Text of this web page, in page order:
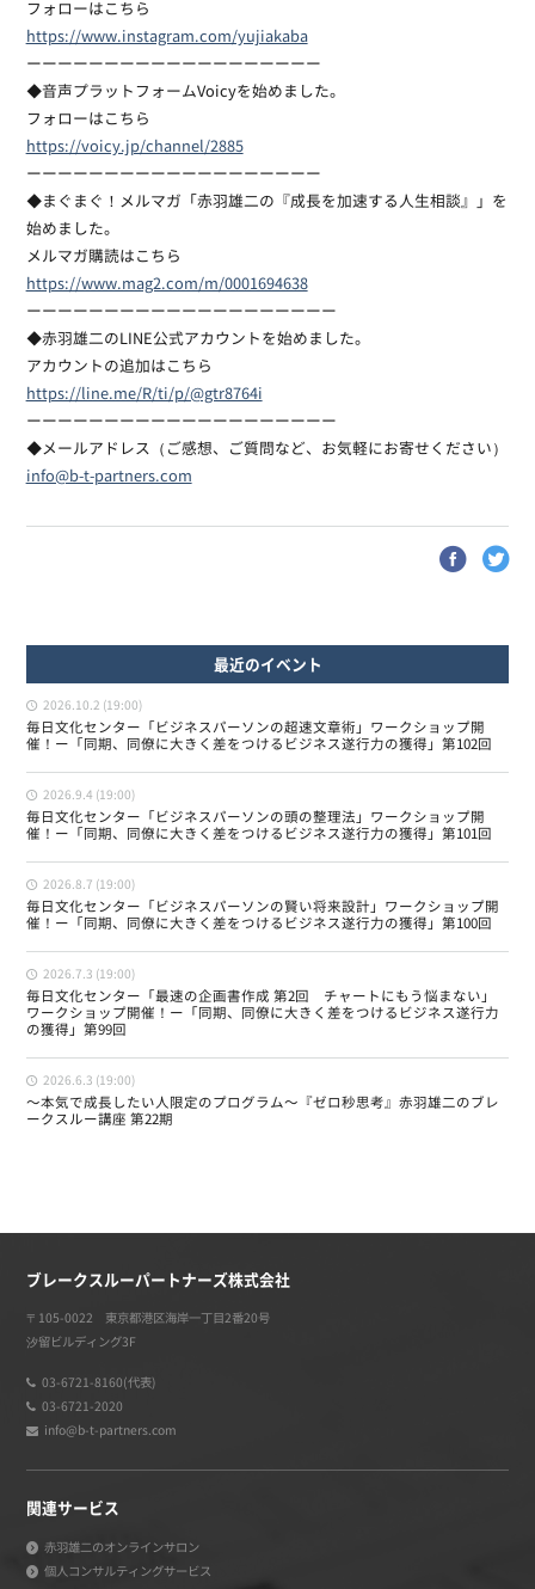
フォローはこちら
https://www.instagram.com/yujiakaba
ーーーーーーーーーーーーーーーーーーー
◆音声プラットフォームVoicyを始めました。
フォローはこちら
https://voicy.jp/channel/2885
ーーーーーーーーーーーーーーーーーーー
◆まぐまぐ！メルマガ「赤羽雄二の『成長を加速する人生相談』」を
始めました。
メルマガ購読はこちら
https://www.mag2.com/m/0001694638
ーーーーーーーーーーーーーーーーーーーー
◆赤羽雄二のLINE公式アカウントを始めました。
アカウントの追加はこちら
https://line.me/R/ti/p/@gtr8764i
ーーーーーーーーーーーーーーーーーーーー
◆メールアドレス（ご感想、ご質問など、お気軽にお寄せください）
info@b-t-partners.com
最近のイベント
2026.10.2 (19:00)
毎日文化センター「ビジネスパーソンの超速文章術」ワークショップ開
催！ー「同期、同僚に大きく差をつけるビジネス遂行力の獲得」第102回
2026.9.4 (19:00)
毎日文化センター「ビジネスパーソンの頭の整理法」ワークショップ開
催！ー「同期、同僚に大きく差をつけるビジネス遂行力の獲得」第101回
2026.8.7 (19:00)
毎日文化センター「ビジネスパーソンの賢い将来設計」ワークショップ開
催！ー「同期、同僚に大きく差をつけるビジネス遂行力の獲得」第100回
2026.7.3 (19:00)
毎日文化センター「最速の企画書作成 第2回 チャートにもう悩まない」
ワークショップ開催！ー「同期、同僚に大きく差をつけるビジネス遂行力
の獲得」第99回
2026.6.3 (19:00)
〜本気で成長したい人限定のプログラム〜『ゼロ秒思考』赤羽雄二のブレ
ークスルー講座 第22期
ブレークスルーパートナーズ株式会社
〒105-0022 東京都港区海岸一丁目2番20号
汐留ビルディング3F
03-6721-8160(代表)
03-6721-2020
info@b-t-partners.com
関連サービス
赤羽雄二のオンラインサロン
個人コンサルティングサービス